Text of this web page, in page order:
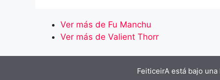
Ver más de Fu Manchu
Ver más de Valient Thorr
FeiticeirA está bajo una